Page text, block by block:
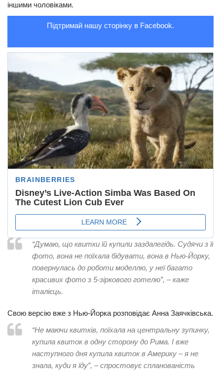
Шоу-біз
іншими чоловіками.
Підтримай нашу сторінку в Facebook.
“Думаю, що квитки їй купили заздалегідь. Судячи з її
фото, вона не поїхала бідувати, вона в Нью-Йорку,
повернулась до роботи моделлю, у неї багато
красивих фото з 5-зіркового готелю”, – каже
італієць.
Свою версію вже з Нью-Йорка розповідає Анна Заячківська.
“Не маючи квитків, поїхала на центральну зупинку,
купила квиток в одну сторону до Рима. І вже
наступного дня купила квиток в Америку – я не
знала, куди я їду”, – спростовує спланованість